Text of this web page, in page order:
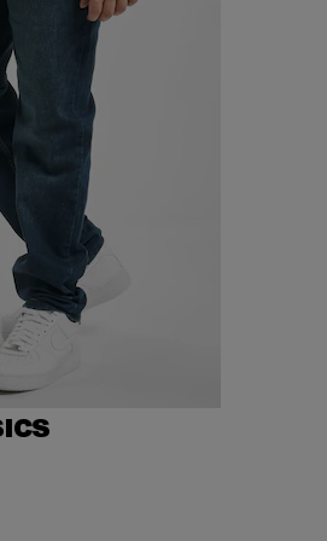
EUR 44,99 EUR